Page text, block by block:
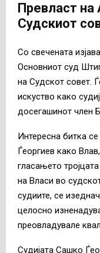
Превласт на
Судскиот
Со свечената
Основниот суд
на Судскот совет.
искуство како
досегашинот член
Интересна битка
Ѓеоргиев како
гласањето
на Власи во
судиите, се
целосно
преовладувале
Судијата Сашко